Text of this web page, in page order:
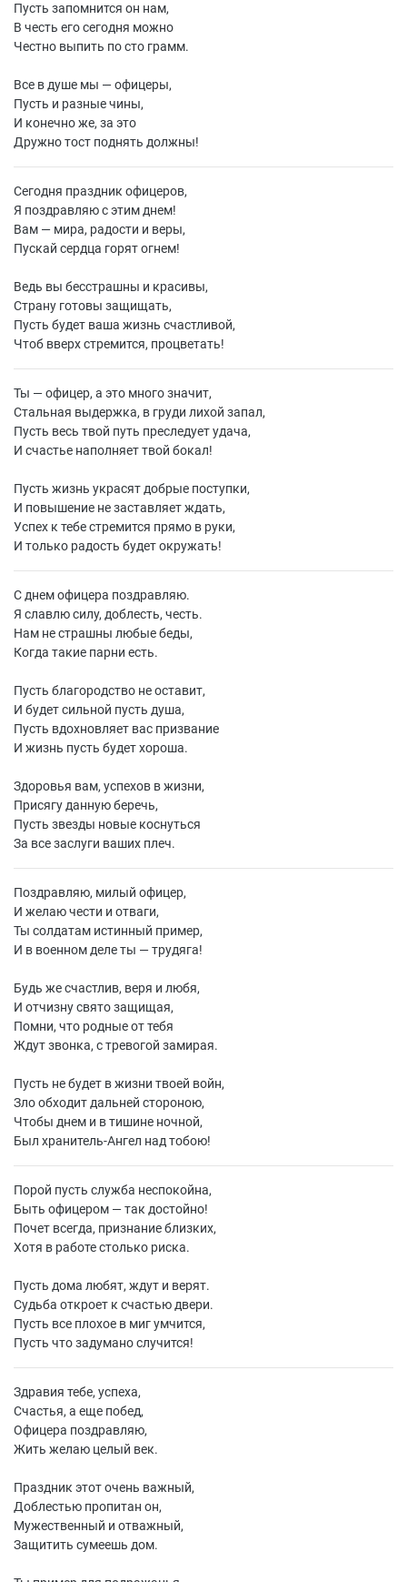
Пусть запомнится он нам,
В честь его сегодня можно
Честно выпить по сто грамм.
Все в душе мы — офицеры,
Пусть и разные чины,
И конечно же, за это
Дружно тост поднять должны!
Сегодня праздник офицеров,
Я поздравляю с этим днем!
Вам — мира, радости и веры,
Пускай сердца горят огнем!
Ведь вы бесстрашны и красивы,
Страну готовы защищать,
Пусть будет ваша жизнь счастливой,
Чтоб вверх стремится, процветать!
Ты — офицер, а это много значит,
Стальная выдержка, в груди лихой запал,
Пусть весь твой путь преследует удача,
И счастье наполняет твой бокал!
Пусть жизнь украсят добрые поступки,
И повышение не заставляет ждать,
Успех к тебе стремится прямо в руки,
И только радость будет окружать!
С днем офицера поздравляю.
Я славлю силу, доблесть, честь.
Нам не страшны любые беды,
Когда такие парни есть.
Пусть благородство не оставит,
И будет сильной пусть душа,
Пусть вдохновляет вас призвание
И жизнь пусть будет хороша.
Здоровья вам, успехов в жизни,
Присягу данную беречь,
Пусть звезды новые коснуться
За все заслуги ваших плеч.
Поздравляю, милый офицер,
И желаю чести и отваги,
Ты солдатам истинный пример,
И в военном деле ты — трудяга!
Будь же счастлив, веря и любя,
И отчизну свято защищая,
Помни, что родные от тебя
Ждут звонка, с тревогой замирая.
Пусть не будет в жизни твоей войн,
Зло обходит дальней стороною,
Чтобы днем и в тишине ночной,
Был хранитель-Ангел над тобою!
Порой пусть служба неспокойна,
Быть офицером — так достойно!
Почет всегда, признание близких,
Хотя в работе столько риска.
Пусть дома любят, ждут и верят.
Судьба откроет к счастью двери.
Пусть все плохое в миг умчится,
Пусть что задумано случится!
Здравия тебе, успеха,
Счастья, а еще побед,
Офицера поздравляю,
Жить желаю целый век.
Праздник этот очень важный,
Доблестью пропитан он,
Мужественный и отважный,
Защитить сумеешь дом.